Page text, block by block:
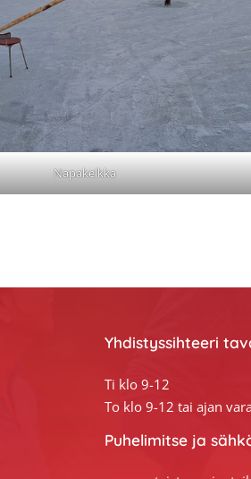
Napakelkka
Yhdistyssihteeri
Ti klo 9-12
To klo 9-12 tai ajan
Puhelimitse ja